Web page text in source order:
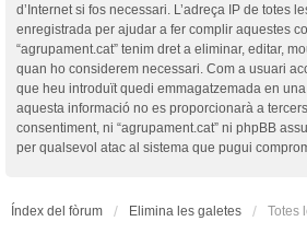
d’Internet si fos necessari. L’adreça IP de totes
enregistrada per ajudar a fer complir aquestes
“agrupament.cat” tenim dret a eliminar, editar,
quan ho considerem necessari. Com a usuari
que heu introduït quedi emmagatzemada en
aquesta informació no es proporcionarà a
consentiment, ni “agrupament.cat” ni phpBB
per qualsevol atac al sistema que pugui
Índex del fòrum Elimina les galetes Totes